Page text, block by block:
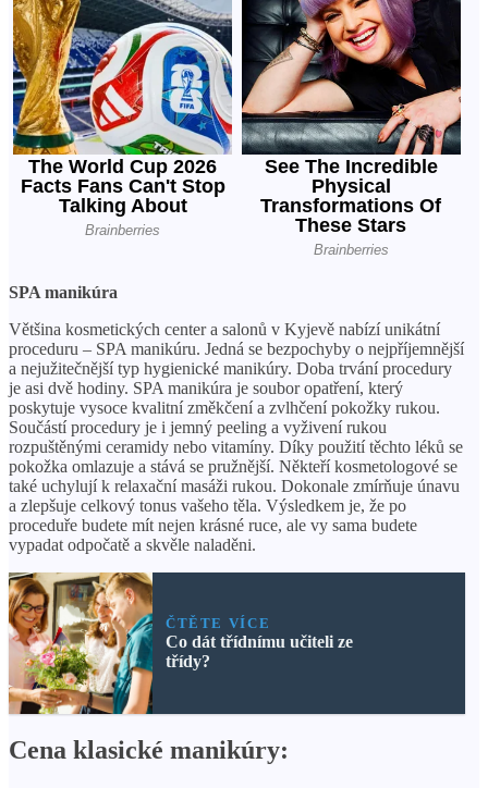
SPA manikúra
Většina kosmetických center a salonů v Kyjevě nabízí unikátní
proceduru – SPA manikúru. Jedná se bezpochyby o nejpříjemnější
a nejužitečnější typ hygienické manikúry. Doba trvání procedury
je asi dvě hodiny. SPA manikúra je soubor opatření, který
poskytuje vysoce kvalitní změkčení a zvlhčení pokožky rukou.
Součástí procedury je i jemný peeling a vyživení rukou
rozpuštěnými ceramidy nebo vitamíny. Díky použití těchto léků se
pokožka omlazuje a stává se pružnější. Někteří kosmetologové se
také uchylují k relaxační masáži rukou. Dokonale zmírňuje únavu
a zlepšuje celkový tonus vašeho těla. Výsledkem je, že po
proceduře budete mít nejen krásné ruce, ale vy sama budete
vypadat odpočatě a skvěle naladěni.
ČTĚTE VÍCE
Co dát třídnímu učiteli ze
třídy?
Cena klasické manikúry: